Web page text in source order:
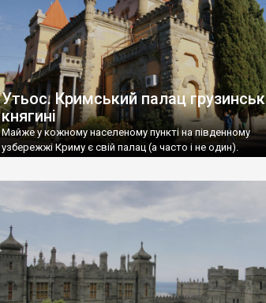
Утьос. Кримський палац
княгині
Майже у кожному населеному пункті на південному
узбережжі Криму є свій палац (а часто і не один).